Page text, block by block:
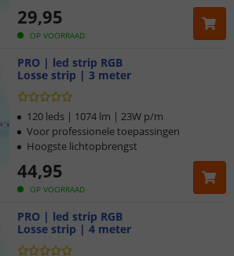
OP VOORRAAD
29,95
PRO | led strip RGB
Losse strip | 3 meter
OP VOORRAAD
44,95
120 leds | 1074 lm | 23W p/m
Voor professionele toepassingen
Hoogste lichtopbrengst
PRO | led strip RGB
Losse strip | 4 meter